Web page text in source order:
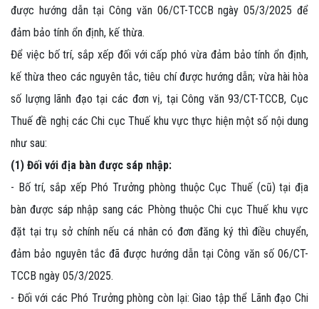
được hướng dẫn tại Công văn 06/CT-TCCB ngày 05/3/2025 để
đảm bảo tính ổn định, kế thừa.
Để việc bố trí, sắp xếp đối với cấp phó vừa đảm bảo tính ổn định,
kế thừa theo các nguyên tắc, tiêu chí được hướng dẫn; vừa hài hòa
số lượng lãnh đạo tại các đơn vị, tại Công văn 93/CT-TCCB, Cục
Thuế đề nghị các Chi cục Thuế khu vực thực hiện một số nội dung
như sau:
(1) Đối với địa bàn được sáp nhập:
- Bố trí, sắp xếp Phó Trưởng phòng thuộc Cục Thuế (cũ) tại địa
bàn được sáp nhập sang các Phòng thuộc Chi cục Thuế khu vực
đặt tại trụ sở chính nếu cá nhân có đơn đăng ký thì điều chuyển,
đảm bảo nguyên tắc đã được hướng dẫn tại Công văn số 06/CT-
TCCB ngày 05/3/2025.
- Đối với các Phó Trưởng phòng còn lại: Giao tập thể Lãnh đạo Chi